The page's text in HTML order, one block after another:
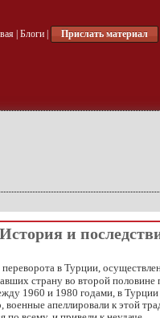
| Блоги| Прислать материал
и
в Турции,
страну во второй половине
1960 и 1980 годами, в
апеллировали к этой